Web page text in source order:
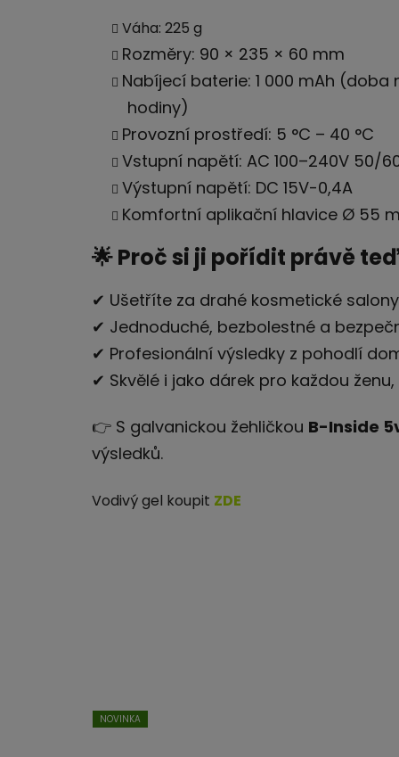
Váha: 225 g
Rozměry: 90 × 235 × 60 mm
Nabíjecí baterie: 1 000 mAh (doba
hodiny)
Provozní prostředí: 5 °C – 40 °C
Vstupní napětí: AC 100–240V 50/
Výstupní napětí: DC 15V-0,4A
Komfortní aplikační hlavice Ø 55
🌟 Proč si ji pořídit právě
✔ Ušetříte za drahé kosmetické salony
✔ Jednoduché, bezbolestné a
✔ Profesionální výsledky z pohodlí
✔ Skvělé i jako dárek pro každou
👉 S galvanickou žehličkou B-Inside
výsledků.
Vodivý gel koupit ZDE
NOVINKA